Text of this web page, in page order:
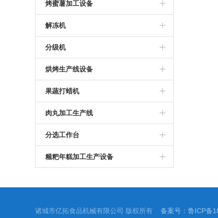
搅拌炒锅
夹层锅
卤制猪蹄加工设备
卤制鸡爪加工设备
烤蜜薯加工设备
烤红薯加工设备
烤红薯生产线设备
冰烤蜜薯加工设备
解冻机
解冻机器
分级机
海蛎子分级机
烘烤生产线设备
烤栗子加工设备
烤鱼片加工设备
果蔬打蜡机
打蜡机
肉丸加工生产线
肉丸加工设备
分选工作台
分选输送机
糍粑年糕加工生产设备
诸城市亿拓食品机械有限公司 版权所有 备案号：鲁ICP备